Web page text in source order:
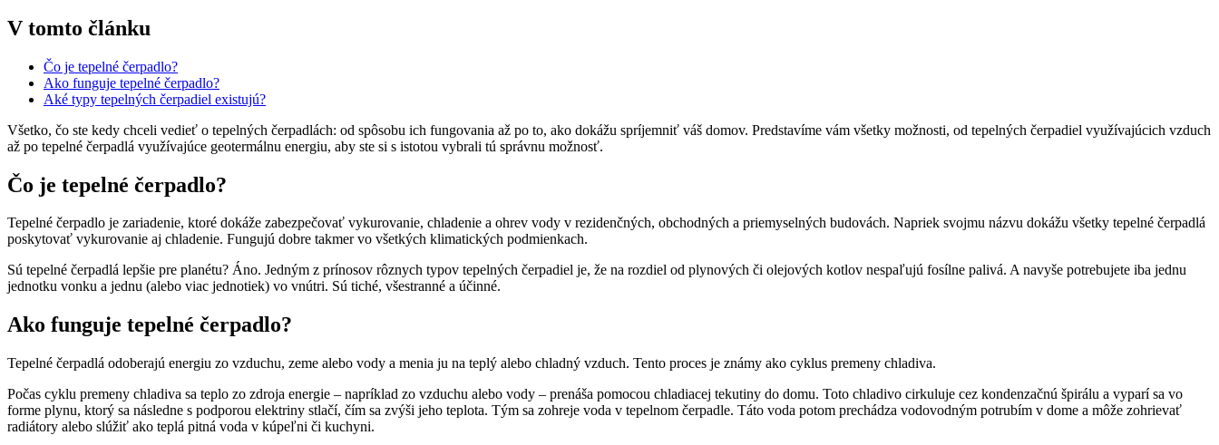
V tomto článku
Čo je tepelné čerpadlo?
Ako funguje tepelné čerpadlo?
Aké typy tepelných čerpadiel existujú?
Všetko, čo ste kedy chceli vedieť o tepelných čerpadlách: od spôsobu ich fungovania až po to, ako dokážu spríjemniť váš domov. Predstavíme vám všetky možnosti, od tepelných čerpadiel využívajúcich vzduch
až po tepelné čerpadlá využívajúce geotermálnu energiu, aby ste si s istotou vybrali tú správnu možnosť.
Čo je tepelné čerpadlo?
Tepelné čerpadlo je zariadenie, ktoré dokáže zabezpečovať vykurovanie, chladenie a ohrev vody v rezidenčných, obchodných a priemyselných budovách. Napriek svojmu názvu dokážu všetky tepelné čerpadlá
poskytovať vykurovanie aj chladenie. Fungujú dobre takmer vo všetkých klimatických podmienkach.
Sú tepelné čerpadlá lepšie pre planétu? Áno. Jedným z prínosov rôznych typov tepelných čerpadiel je, že na rozdiel od plynových či olejových kotlov nespaľujú fosílne palivá. A navyše potrebujete iba jednu
jednotku vonku a jednu (alebo viac jednotiek) vo vnútri. Sú tiché, všestranné a účinné.
Ako funguje tepelné čerpadlo?
Tepelné čerpadlá odoberajú energiu zo vzduchu, zeme alebo vody a menia ju na teplý alebo chladný vzduch. Tento proces je známy ako cyklus premeny chladiva.
Počas cyklu premeny chladiva sa teplo zo zdroja energie – napríklad zo vzduchu alebo vody – prenáša pomocou chladiacej tekutiny do domu. Toto chladivo cirkuluje cez kondenzačnú špirálu a vyparí sa vo
forme plynu, ktorý sa následne s podporou elektriny stlačí, čím sa zvýši jeho teplota. Tým sa zohreje voda v tepelnom čerpadle. Táto voda potom prechádza vodovodným potrubím v dome a môže zohrievať
radiátory alebo slúžiť ako teplá pitná voda v kúpeľni či kuchyni.